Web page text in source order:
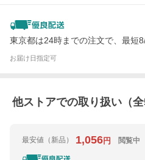
東京都は24時までの注文で、最短
お届け日指定可
他ストアでの取り扱い（全
最安値 （新品） 1,056円 閲覧中